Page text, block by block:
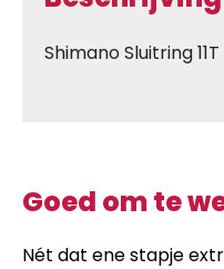
Shimano Sluitring
Goed om te
Nét dat ene stapje